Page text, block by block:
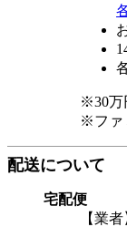
※30万
※ファ
配送について
宅配便
【業